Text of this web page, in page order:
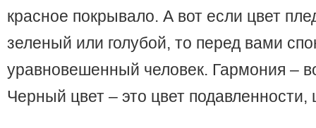
красное покрывало. А вот если цвет
зеленый или голубой, то перед вами
уравновешенный человек. Гармония –
Черный цвет – это цвет подавленности,